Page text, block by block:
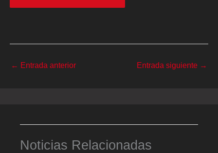
← Entrada anterior Entrada siguiente →
Noticias Relacionadas